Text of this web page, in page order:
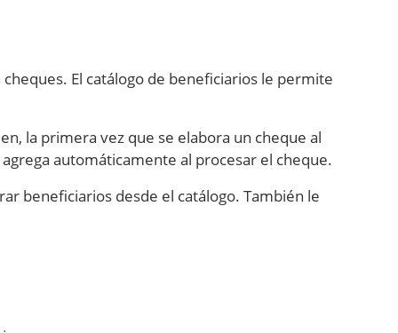
El catálogo de beneficiarios le permite
la primera vez que se elabora un cheque al
automáticamente al procesar el cheque.
beneficiarios desde el catálogo. También le